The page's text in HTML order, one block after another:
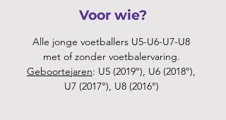
Voor wie?
Alle jonge voetballers U5-U6-U7-U8
met of zonder voetbalervaring.
Geboortejaren: U5 (2019°), U6 (2018°),
U7 (2017°), U8 (2016°)